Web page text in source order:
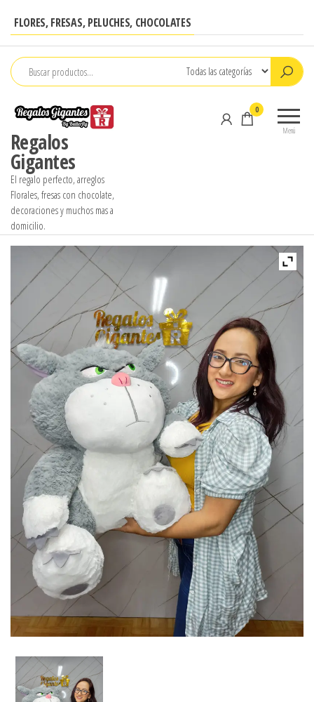
contenido
FLORES, FRESAS, PELUCHES, CHOCOLATES
Regalos
Gigantes
El regalo perfecto, arreglos
Florales, fresas con chocolate,
decoraciones y muchos mas a
domicilio.
Menú
0